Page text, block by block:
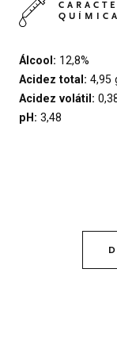
Álcool: 12,8%
Acidez total: 4,95
Acidez volátil:
pH: 3,48